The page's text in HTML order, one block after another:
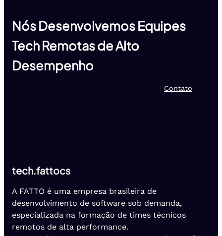
Nós Desenvolvemos Equipes
Tech Remotas de Alto
Desempenho
Contato
tech.fattocs
A FATTO é uma empresa brasileira de
desenvolvimento de software sob demanda,
especializada na formação de times técnicos
remotos de alta performance.